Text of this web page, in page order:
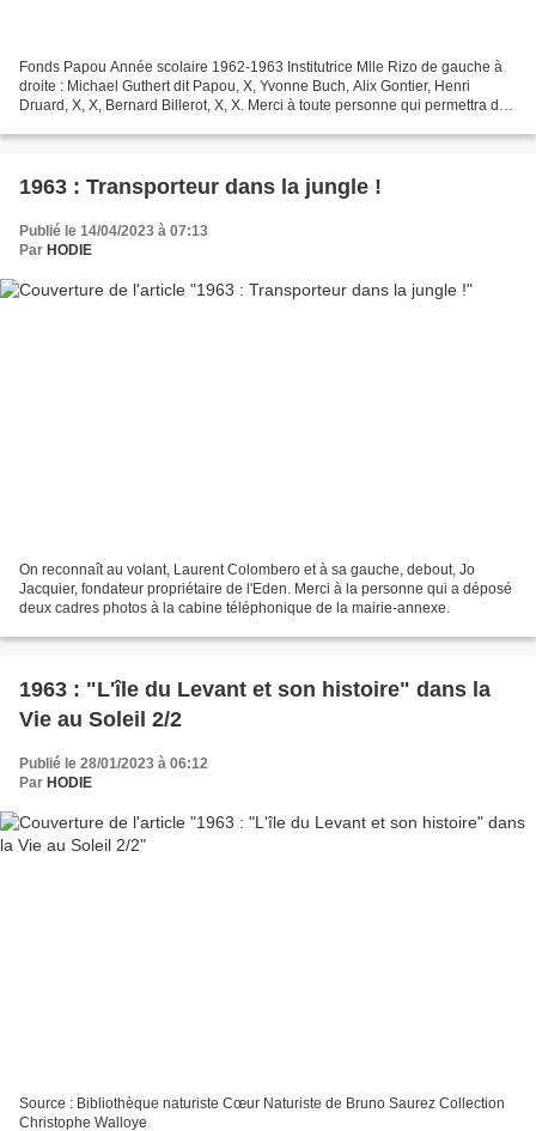
Fonds Papou Année scolaire 1962-1963 Institutrice Mlle Rizo de gauche à
droite : Michael Guthert dit Papou, X, Yvonne Buch, Alix Gontier, Henri
Druard, X, X, Bernard Billerot, X, X. Merci à toute personne qui permettra de
1963 : Transporteur dans la jungle !
Publié le 14/04/2023 à 07:13
Par HODIE
On reconnaît au volant, Laurent Colombero et à sa gauche, debout, Jo
Jacquier, fondateur propriétaire de l'Eden. Merci à la personne qui a déposé
deux cadres photos à la cabine téléphonique de la mairie-annexe.
1963 : "L'île du Levant et son histoire" dans la
Vie au Soleil 2/2
Publié le 28/01/2023 à 06:12
Par HODIE
Source : Bibliothèque naturiste Cœur Naturiste de Bruno Saurez Collection
Christophe Walloye